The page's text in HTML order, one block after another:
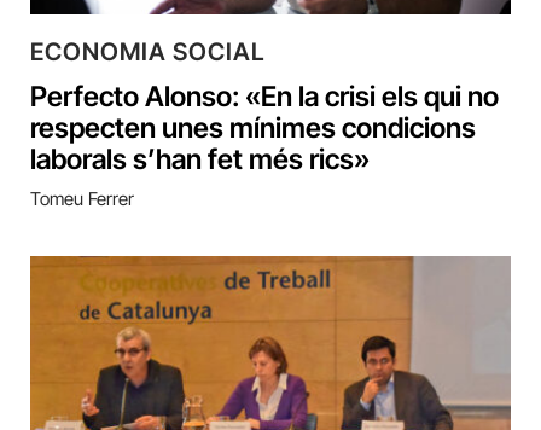
ECONOMIA SOCIAL
Perfecto Alonso: «En la crisi els qui no
respecten unes mínimes condicions
laborals s’han fet més rics»
Tomeu Ferrer